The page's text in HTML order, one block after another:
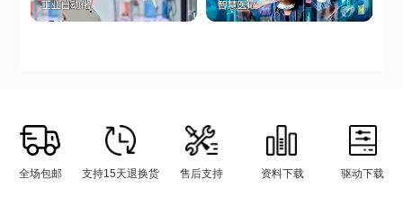
全场包邮 支持15天退换货 售后支持 资料下载 驱动下载